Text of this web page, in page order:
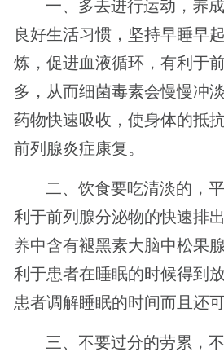
一、多去进行运动，养
良好生活习惯，坚持早睡早
炼，促进血液循环，有利于
多，从而细菌毒素会慢慢冲
药物快速吸收，使身体的抵
前列腺炎症康复。
二、饮食要吃清淡的，
利于前列腺分泌物的快速排
养中含有褪黑素大脑中松果
利于患者在睡眠的时候得到
患者调解睡眠的时间而且还
三、不要过分的劳累，